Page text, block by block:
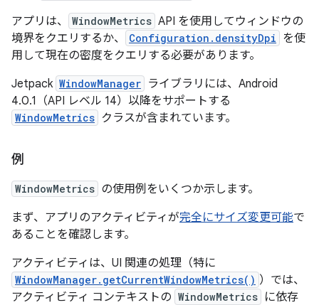
アプリは、 WindowMetrics API を使用してウィンドウの
境界をクエリするか、
Configuration.densityDpi を使
用して現在の密度をクエリする必要があります。
Jetpack WindowManager ライブラリには、Android
4.0.1（API レベル 14）以降をサポートする
WindowMetrics クラスが含まれています。
例
WindowMetrics の使用例をいくつか示します。
まず、アプリのアクティビティが完全にサイズ変更可能で
あることを確認します。
アクティビティは、UI 関連の処理（特に
WindowManager.getCurrentWindowMetrics() ）では、
アクティビティ コンテキストの WindowMetrics に依存